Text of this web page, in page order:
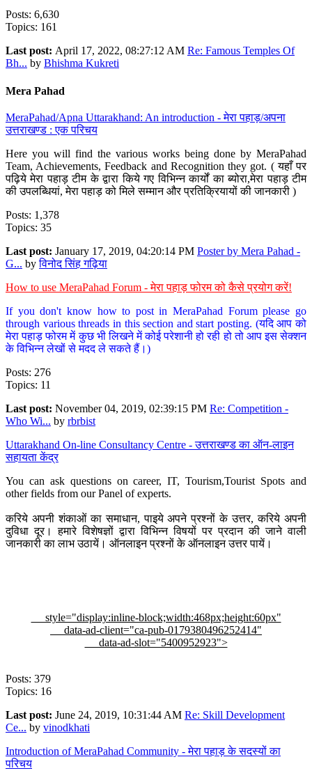
Posts: 6,630
Topics: 161
Last post: April 17, 2022, 08:27:12 AM Re: Famous Temples Of
Bh... by Bhishma Kukreti
Mera Pahad
MeraPahad/Apna Uttarakhand: An introduction - मेरा पहाड़/अपना
उत्तराखण्ड : एक परिचय
Here you will find the various works being done by MeraPahad
Team, Achievements, Feedback and Recognition they got. ( यहाँ पर
पढ़िये मेरा पहाड़ टीम के द्वारा किये गए विभिन्न कार्यों का ब्योरा,मेरा पहाड़ टीम
की उपलब्धियां, मेरा पहाड़ को मिले सम्मान और प्रतिक्रियायों की जानकारी )
Posts: 1,378
Topics: 35
Last post: January 17, 2019, 04:20:14 PM Poster by Mera Pahad -
G... byविनोद सिंह गढ़िया
How to use MeraPahad Forum - मेरा पहाड़ फोरम को कैसे प्रयोग करें!
If you don't know how to post in MeraPahad Forum please go
through various threads in this section and start posting. (यदि आप को
मेरा पहाड़ फोरम में कुछ भी लिखने में कोई परेशानी हो रही हो तो आप इस सेक्शन
के विभिन्न लेखों से मदद ले सकते हैं।)
Posts: 276
Topics: 11
Last post: November 04, 2019, 02:39:15 PM Re: Competition -
Who Wi... by rbrbist
Uttarakhand On-line Consultancy Centre - उत्तराखण्ड का ऑन-लाइन
सहायता केंद्र
You can ask questions on career, IT, Tourism,Tourist Spots and
other fields from our Panel of experts.
करिये अपनी शंकाओं का समाधान, पाइये अपने प्रश्नों के उत्तर, करिये अपनी
दुविधा दूर। हमारे विशेषज्ञों द्वारा विभिन्न विषयों पर प्रदान की जाने वाली
जानकारी का लाभ उठायें। ऑनलाइन प्रश्नों के ऑनलाइन उत्तर पायें।
style="display:inline-block;width:468px;height:60px"
data-ad-client="ca-pub-0179380496252414"
data-ad-slot="5400952923">
Posts: 379
Topics: 16
Last post: June 24, 2019, 10:31:44 AM Re: Skill Development
Ce... by vinodkhati
Introduction of MeraPahad Community - मेरा पहाड़ के सदस्यों का
परिचय